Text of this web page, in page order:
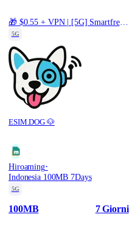
🎁 $0.55 + VPN | [5G] Smartfren/XL Axiata Indonesia - Best 5G Coverage (100MB/3Days) - Black route
5G
ESIM.DOG 🐶
Hiroaming·
Indonesia 100MB 7Days
5G
100MB 7 Giorni